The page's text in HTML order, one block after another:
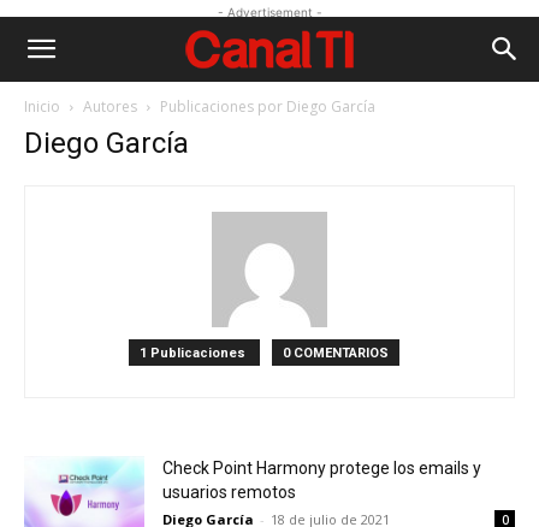
- Advertisement -
Inicio Autores Publicaciones por Diego García
Diego García
1 Publicaciones 0 COMENTARIOS
Check Point Harmony protege los emails y
usuarios remotos
Diego García - 18 de julio de 2021 0